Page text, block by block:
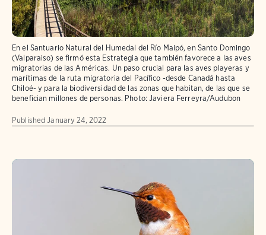
En el Santuario Natural del Humedal del Río Maipó, en Santo Domingo
(Valparaiso) se firmó esta Estrategia que también favorece a las aves
migratorias de las Américas. Un paso crucial para las aves playeras y
marítimas de la ruta migratoria del Pacífico -desde Canadá hasta
Chiloé- y para la biodiversidad de las zonas que habitan, de las que se
benefician millones de personas. Photo: Javiera Ferreyra/Audubon
Published January 24, 2022